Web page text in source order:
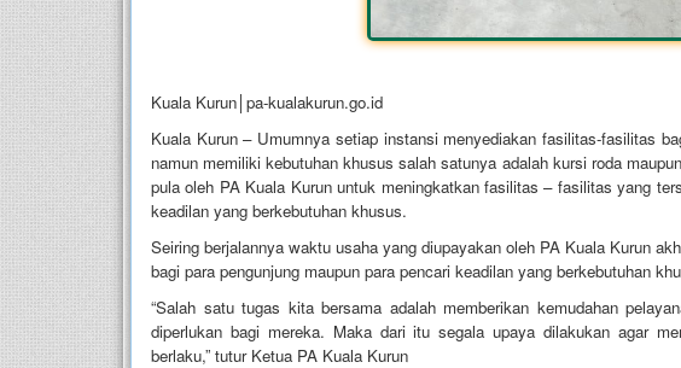
Kuala Kurun│pa-kualakurun.go.id
Kuala Kurun – Umumnya setiap instansi menyediakan fasilitas-fasilitas
namun memiliki kebutuhan khusus salah satunya adalah kursi roda
pula oleh PA Kuala Kurun untuk meningkatkan fasilitas – fasilitas yang
keadilan yang berkebutuhan khusus.
Seiring berjalannya waktu usaha yang diupayakan oleh PA Kuala Kurun
bagi para pengunjung maupun para pencari keadilan yang berkebutuhan
“Salah satu tugas kita bersama adalah memberikan kemudahan
diperlukan bagi mereka. Maka dari itu segala upaya dilakukan agar
berlaku,” tutur Ketua PA Kuala Kurun